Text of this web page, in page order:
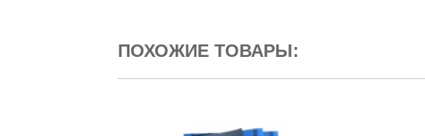
ПОХОЖИЕ ТОВАРЫ: